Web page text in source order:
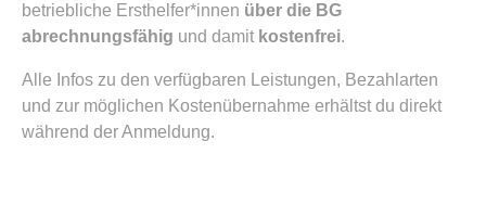
betriebliche Ersthelfer*innen über die BG
abrechnungsfähig und damit kostenfrei.
Alle Infos zu den verfügbaren Leistungen, Bezahlarten
und zur möglichen Kostenübernahme erhältst du direkt
während der Anmeldung.